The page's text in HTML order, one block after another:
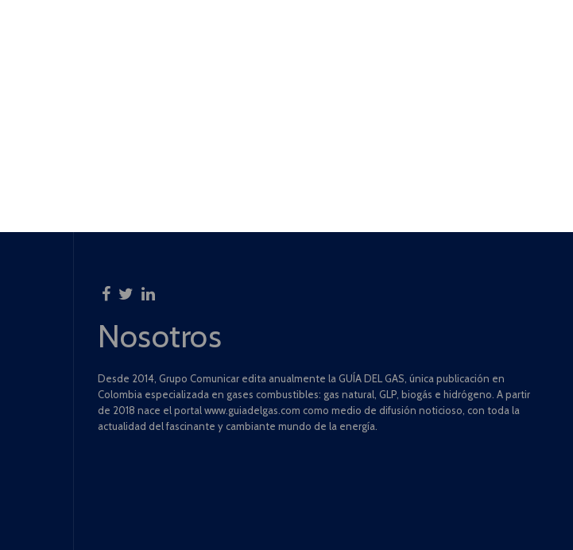
Nosotros
Desde 2014, Grupo Comunicar edita anualmente la GUÍA DEL GAS, única publicación en
Colombia especializada en gases combustibles: gas natural, GLP, biogás e hidrógeno. A partir
de 2018 nace el portal www.guiadelgas.com como medio de difusión noticioso, con toda la
actualidad del fascinante y cambiante mundo de la energía.